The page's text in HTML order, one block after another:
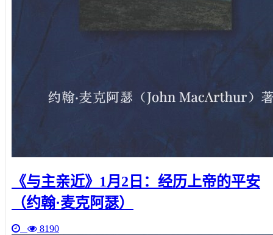
《与主亲近》1月2日：经历上帝的平安
（约翰·麦克阿瑟）
8190